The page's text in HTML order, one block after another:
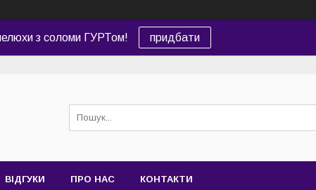
з соломи ГУРТом! придбати
ВІДГУКИ ПРО НАС КОНТАКТИ